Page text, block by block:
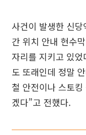
사건이 발생한 신
간 위치 안내 현수
자리를 지키고 있
도 또래인데 정말
철 안전이나 스토
겠다”고 전했다.